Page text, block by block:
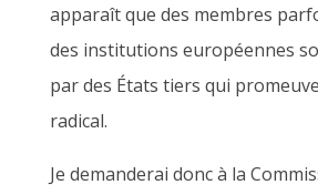
apparaît que des membres
des institutions européennes
par des États tiers qui
radical.
Je demanderai donc à la